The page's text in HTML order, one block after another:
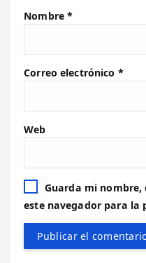
Nombre*
Correo electrónico *
Web
Guarda mi nombre,
este navegador para la